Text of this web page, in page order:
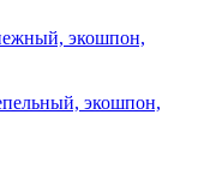
экошпон,
экошпон,